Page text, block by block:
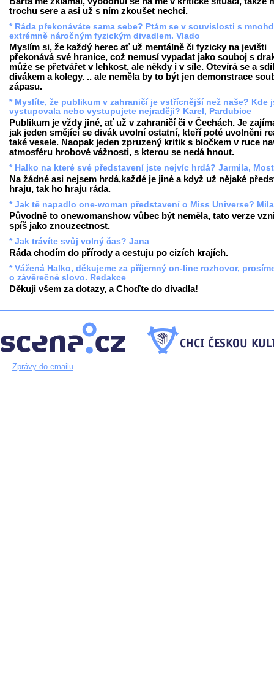
trochu sere a asi už s ním zkoušet nechci.
* Ráda překonáváte sama sebe? Ptám se v souvislosti s
extrémně náročným fyzickým divadlem. Vlado
Myslím si, že každý herec ať už mentálně či fyzicky na jevišti
překonává své hranice, což nemusí vypadat jako souboj s
může se přetvářet v lehkost, ale někdy i v síle. Otevírá se a
divákem a kolegy. .. ale neměla by to být jen demonstrace
zápasu.
* Myslíte, že publikum v zahraničí je vstřícnější než naše? Kde
vystupovala nebo vystupujete nejraději? Karel, Pardubice
Publikum je vždy jiné, ať už v zahraničí či v Čechách. Je
jak jeden smějící se divák uvolní ostatní, kteří poté uvolněni
také vesele. Naopak jeden zpruzený kritik s bločkem v ruce
atmosféru hrobové vážnosti, s kterou se nedá hnout.
* Halko na které své představení jste nejvíc hrdá? Jarmila, Most
Na žádné asi nejsem hrdá,každé je jiné a když už nějaké
hraju, tak ho hraju ráda.
* Jak tě napadlo one-woman představení o Miss Universe?
Původně to onewomanshow vůbec být neměla, tato verze
spíš jako znouzectnost.
* Jak trávíte svůj volný čas? Jana
Ráda chodím do přírody a cestuju po cizích krajích.
* Vážená Halko, děkujeme za příjemný on-line rozhovor,
o závěrečné slovo. Redakce
Děkuji všem za dotazy, a Choďte do divadla!
Zprávy do emailu